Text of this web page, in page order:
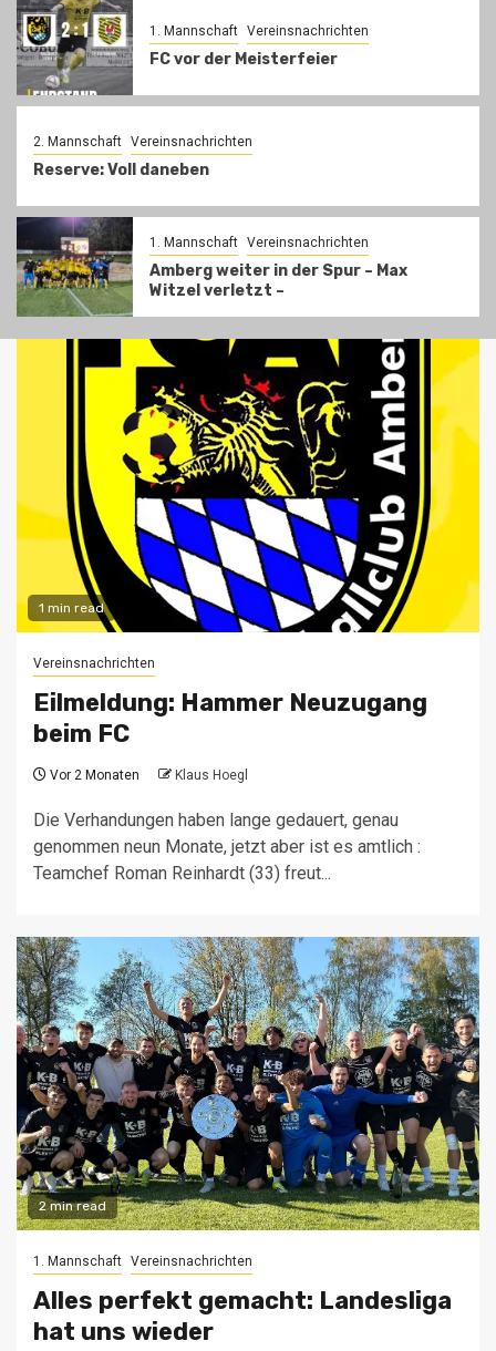
1. Mannschaft Vereinsnachrichten
FC vor der Meisterfeier
2. Mannschaft Vereinsnachrichten
Reserve: Voll daneben
1. Mannschaft Vereinsnachrichten
Amberg weiter in der Spur – Max
Witzel verletzt –
1 min read
Vereinsnachrichten
Eilmeldung: Hammer Neuzugang
beim FC
Vor 2 Monaten Klaus Hoegl
Die Verhandungen haben lange gedauert, genau
genommen neun Monate, jetzt aber ist es amtlich :
Teamchef Roman Reinhardt (33) freut...
2 min read
1. Mannschaft Vereinsnachrichten
Alles perfekt gemacht: Landesliga
hat uns wieder